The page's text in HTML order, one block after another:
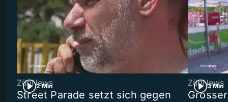
2 Min
ZüriNews
Street Parade setzt sich gegen
3 Min
ZüriNews